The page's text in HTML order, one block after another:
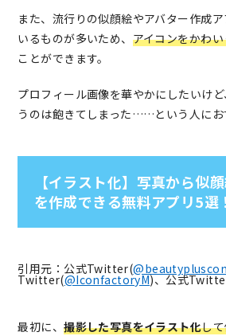
また、流行りの似顔絵やアバター作成
いるものが多いため、 アイコンをかわ
ことができます。
プロフィール画像を華やかにしたいけ
うのは飽きてしまった……という人にお
【イラスト化】写真から似
を作成できる無料アプリ5選！
引用元：公式Twitter(
Twitter(@IconfactoryM)、公式
最初に、撮影した写真をイラスト化し